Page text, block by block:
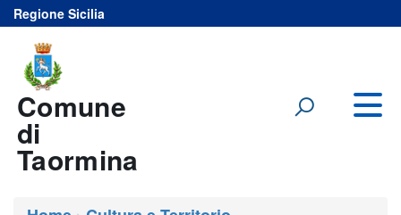
Vai al contenuto
Vai al menu principale del sito
Regione Sicilia
Comune
di
Taormina